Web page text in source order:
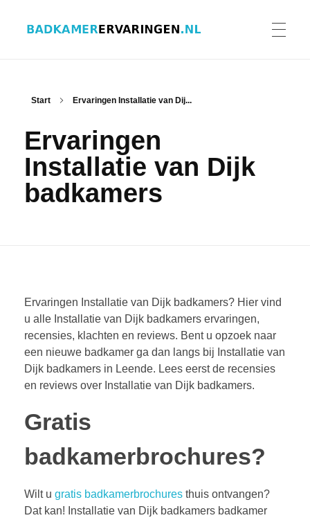
ERVARINGEN BADKAMERS
BADKAMERERVARING DELEN
CONTACT
Start Ervaringen Installatie van Dij...
Ervaringen
Installatie van Dijk
badkamers
Ervaringen Installatie van Dijk badkamers? Hier vind
u alle Installatie van Dijk badkamers ervaringen,
recensies, klachten en reviews. Bent u opzoek naar
een nieuwe badkamer ga dan langs bij Installatie van
Dijk badkamers in Leende. Lees eerst de recensies
en reviews over Installatie van Dijk badkamers.
Gratis
badkamerbrochures?
Wilt u gratis badkamerbrochures thuis ontvangen?
Dat kan! Installatie van Dijk badkamers badkamer